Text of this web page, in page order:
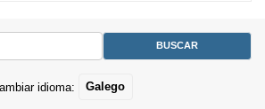
idioma: Galego